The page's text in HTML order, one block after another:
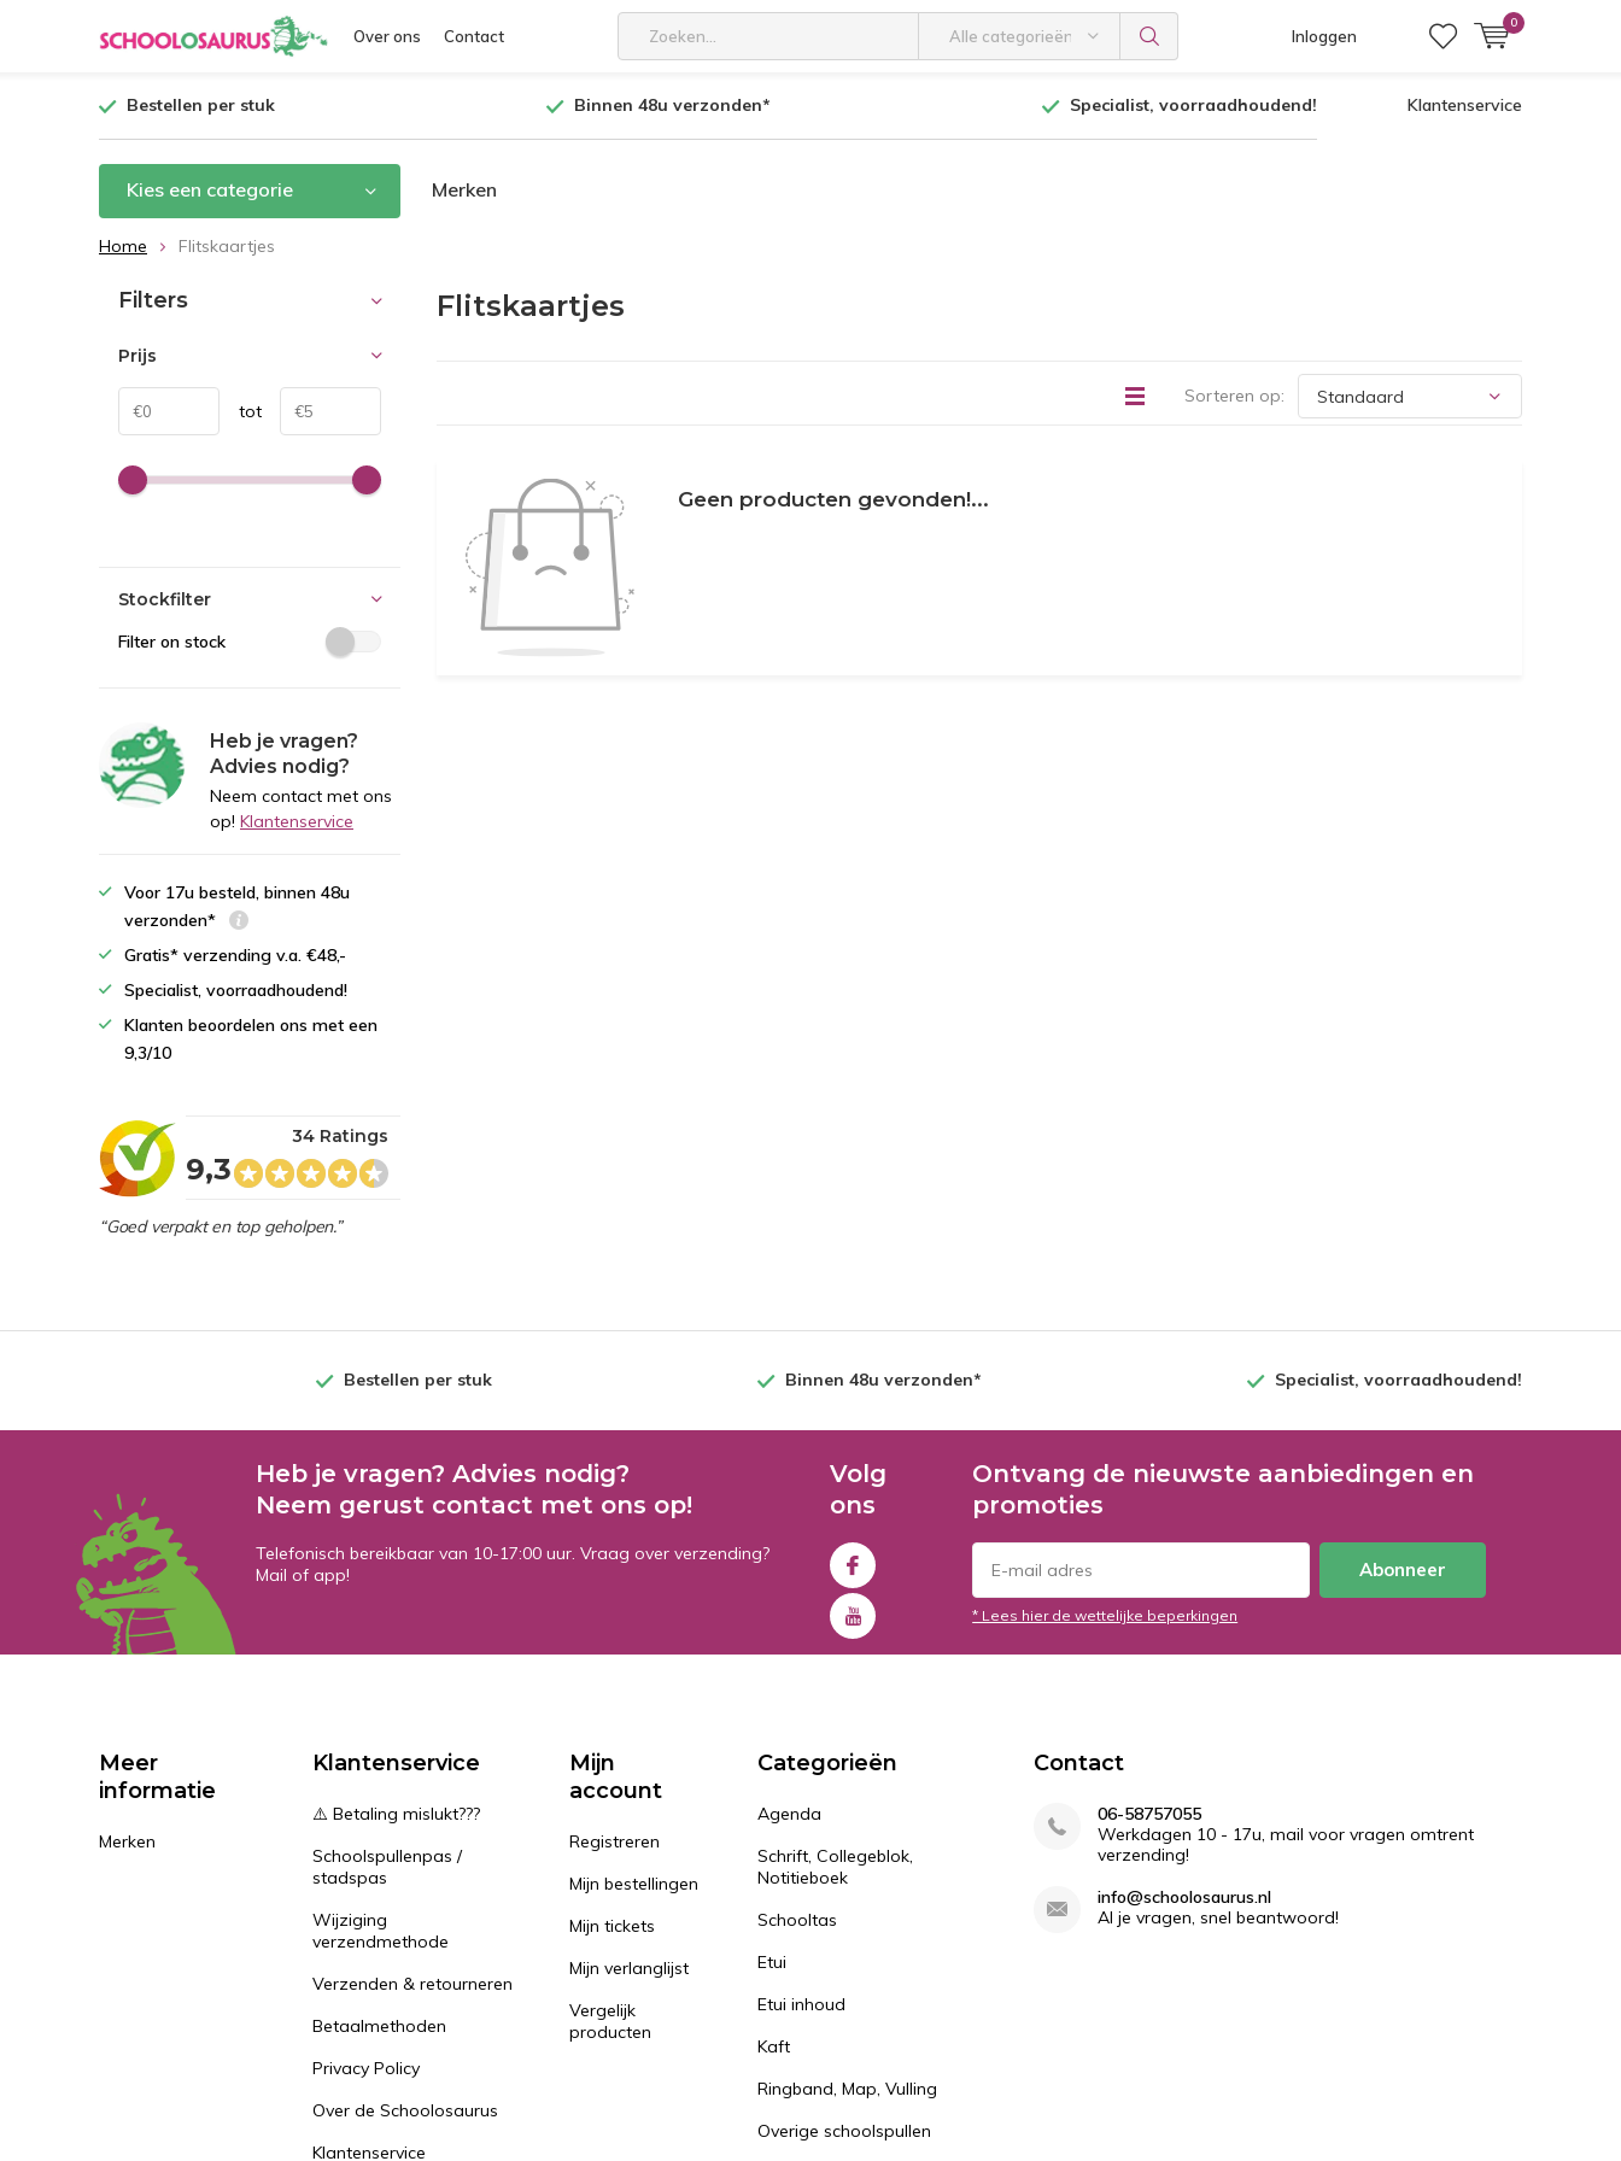
Over ons Contact Alle categorieën Inloggen
0
Bestellen per stuk Binnen 48u verzonden* Specialist, voorraadhoudend! Klantenservice
Kies een categorie Merken
Home Flitskaartjes
Flitskaartjes
Sorteren op:
Geen producten gevonden!...
Filters
Prijs
tot
Stockfilter
Filter on stock
Heb je vragen?
Advies nodig?
Neem contact met ons
op! Klantenservice
Voor 17u besteld, binnen 48u
verzonden*
Gratis* verzending v.a. €48,-
Specialist, voorraadhoudend!
Klanten beoordelen ons met een
9,3/10
9,3
34 Ratings
“Goed verpakt en top geholpen.”
Bestellen per stuk Binnen 48u verzonden* Specialist, voorraadhoudend!
Heb je vragen? Advies nodig?
Neem gerust contact met ons op!
Telefonisch bereikbaar van 10-17:00 uur. Vraag over verzending?
Mail of app!
Volg
ons
Ontvang de nieuwste aanbiedingen en
promoties
Abonneer
* Lees hier de wettelijke beperkingen
Meer
informatie
Merken
Klantenservice
⚠️ Betaling mislukt???
Schoolspullenpas /
stadspas
Wijziging
verzendmethode
Verzenden & retourneren
Betaalmethoden
Privacy Policy
Over de Schoolosaurus
Klantenservice
Mijn
account
Registreren
Mijn bestellingen
Mijn tickets
Mijn verlanglijst
Vergelijk
producten
Categorieën
Agenda
Schrift, Collegeblok,
Notitieboek
Schooltas
Etui
Etui inhoud
Kaft
Ringband, Map, Vulling
Overige schoolspullen
Contact
06-58757055
Werkdagen 10 - 17u, mail voor vragen omtrent
verzending!
info@schoolosaurus.nl
Al je vragen, snel beantwoord!